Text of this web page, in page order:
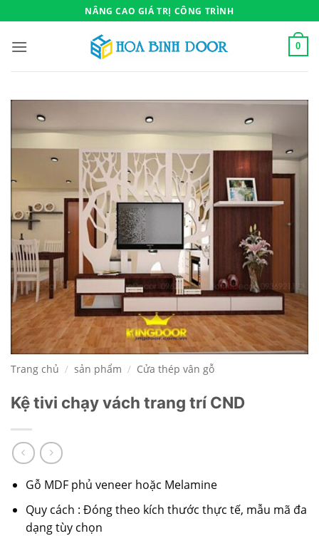
qua
nội
NÂNG CAO GIÁ TRỊ CÔNG TRÌNH
0
Trang chủ / sản phẩm / Cửa thép vân gỗ
Kệ tivi chạy vách trang trí CND
Gỗ MDF phủ veneer hoặc Melamine
Quy cách : Đóng theo kích thước thực tế, mẫu mã đa
dạng tùy chọn